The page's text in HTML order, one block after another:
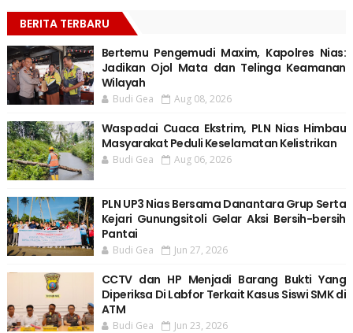
BERITA TERBARU
Bertemu Pengemudi Maxim, Kapolres Nias:
Jadikan Ojol Mata dan Telinga Keamanan
Wilayah
Budi Gea Aug 08, 2026
Waspadai Cuaca Ekstrim, PLN Nias Himbau
Masyarakat Peduli Keselamatan Kelistrikan
Budi Gea Aug 06, 2026
PLN UP3 Nias Bersama Danantara Grup Serta
Kejari Gunungsitoli Gelar Aksi Bersih-bersih
Pantai
Budi Gea Jun 27, 2026
CCTV dan HP Menjadi Barang Bukti Yang
Diperiksa Di Labfor Terkait Kasus Siswi SMK di
ATM
Budi Gea Jun 23, 2026